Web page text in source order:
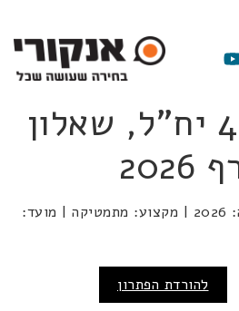
מתמטיקה 4 יח"ל, שאלון
מספר שאלון: 35471 | שנה: 2026 | מקצוע: מתמטיקה | מועד:
להורדת הפתרון